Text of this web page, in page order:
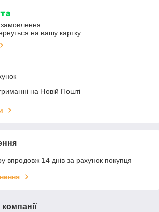
на вашу картку
на Новій Пошті
впродовж 14 днів за рахунок покупця